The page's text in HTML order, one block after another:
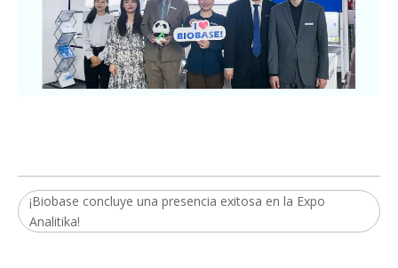
¡Biobase concluye una presencia exitosa en la Expo
Analitika!